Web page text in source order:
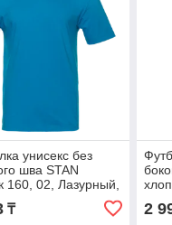
унисекс без
шва STAN
160, 02, Лазурный,
L)
₸ 2